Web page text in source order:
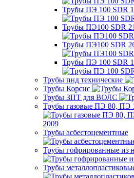
Трубы ПЭ 100 SDR
Трубы ПЭ100 SDR
Трубы ПЭ100 SDR
Трубы ПЭ 100 SDR
Трубы пнд технические
Трубы Корсис
Трубы ЗПТ для ВОЛС
Трубы газовые ПЭ 80, ПЭ
Трубы асбестоцементные
Трубы гофрированные из
Трубы